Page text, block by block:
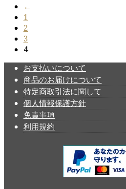
←
1
2
3
4
お支払いについて
商品のお届けについて
特定商取引法に関して
個人情報保護方針
免責事項
利用規約